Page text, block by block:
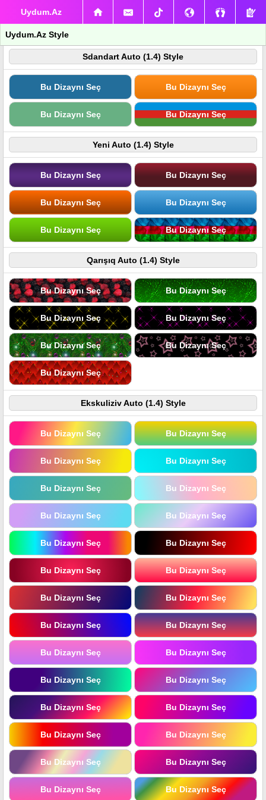
Uydum.Az
Uydum.Az Style
Sdandart Auto (1.4) Style
Bu Dizaynı Seç Bu Dizaynı Seç
Bu Dizaynı Seç Bu Dizaynı Seç
Yeni Auto (1.4) Style
Bu Dizaynı Seç Bu Dizaynı Seç
Bu Dizaynı Seç Bu Dizaynı Seç
Bu Dizaynı Seç Bu Dizaynı Seç
Qarışıq Auto (1.4) Style
Bu Dizaynı Seç Bu Dizaynı Seç
Bu Dizaynı Seç Bu Dizaynı Seç
Bu Dizaynı Seç Bu Dizaynı Seç
Bu Dizaynı Seç
Ekskuliziv Auto (1.4) Style
Bu Dizaynı Seç Bu Dizaynı Seç
Bu Dizaynı Seç Bu Dizaynı Seç
Bu Dizaynı Seç Bu Dizaynı Seç
Bu Dizaynı Seç Bu Dizaynı Seç
Bu Dizaynı Seç Bu Dizaynı Seç
Bu Dizaynı Seç Bu Dizaynı Seç
Bu Dizaynı Seç Bu Dizaynı Seç
Bu Dizaynı Seç Bu Dizaynı Seç
Bu Dizaynı Seç Bu Dizaynı Seç
Bu Dizaynı Seç Bu Dizaynı Seç
Bu Dizaynı Seç Bu Dizaynı Seç
Bu Dizaynı Seç Bu Dizaynı Seç
Bu Dizaynı Seç Bu Dizaynı Seç
Bu Dizaynı Seç Bu Dizaynı Seç